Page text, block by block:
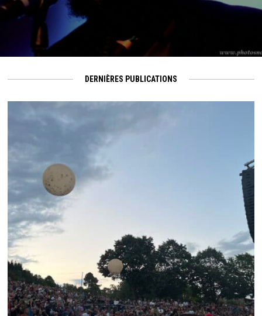
DERNIÈRES PUBLICATIONS